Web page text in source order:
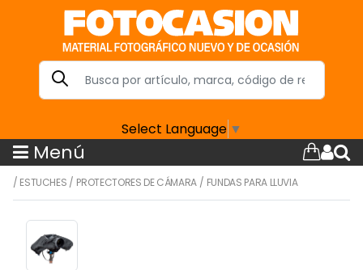
Select Language ▼
Menú
/ ESTUCHES / PROTECTORES DE CÁMARA/ FUNDAS PARA LLUVIA